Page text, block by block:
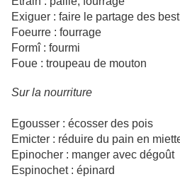
Exiguer : faire le partage des
Foeurre : fourrage
Formî : fourmi
Foue : troupeau de mouton
Sur la nourriture
Egousser : écosser des pois
Emicter : réduire du pain en
Epinocher : manger avec dégoût
Espinochet : épinard